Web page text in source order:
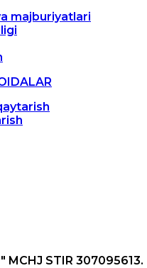
majburiyatlari
MCHJ STIR 307095613.